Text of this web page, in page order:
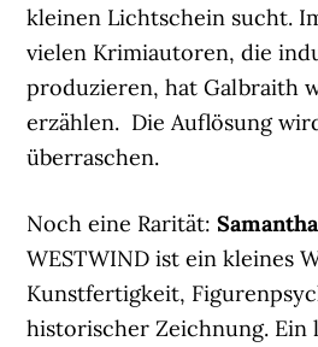
kleinen Lichtschein sucht.
vielen Krimiautoren, die
produzieren, hat Galbraith
erzählen. Die Auflösung
überraschen.
Noch eine Rarität:
WESTWIND ist ein kleines
Kunstfertigkeit,
historischer Zeichnung. Ein